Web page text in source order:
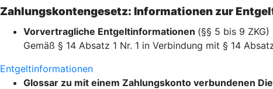
Zahlungskontengesetz: Informationen zur
Vorvertragliche Entgeltinformationen (§§ 5 bis 9 ZKG)
Gemäß § 14 Absatz 1 Nr. 1 in Verbindung mit § 14
Entgeltinformationen
Glossar zu mit einem Zahlungskonto verbundenen